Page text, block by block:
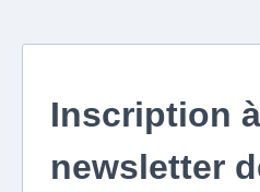
Inscription
newsletter